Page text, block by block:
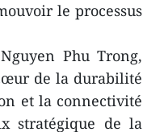
le processus
Phu Trong,
de la durabilité
et la connectivité
stratégique de la